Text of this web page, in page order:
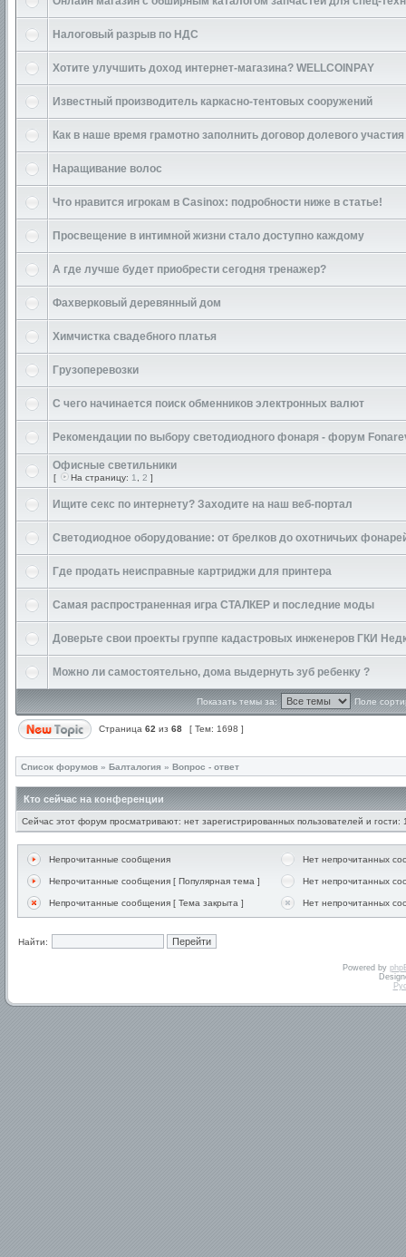
Налоговый разрыв по НДС
Хотите улучшить доход интернет-магазина? WELLCOINPAY
Известный производитель каркасно-тентовых сооружений
Как в наше время грамотно заполнить договор долевого участия
Наращивание волос
Что нравится игрокам в Casinox: подробности ниже в статье!
Просвещение в интимной жизни стало доступно каждому
А где лучше будет приобрести сегодня тренажер?
Фахверковый деревянный дом
Химчистка свадебного платья
Грузоперевозки
С чего начинается поиск обменников электронных валют
Рекомендации по выбору светодиодного фонаря - форум
Офисные светильники
[ На страницу: 1 2 ]
Ищите секс по интернету? Заходите на наш веб-портал
Светодиодное оборудование: от брелков до охотничьих
Где продать неисправные картриджи для принтера
Cамая распространенная игра СТАЛКЕР и последние моды
Доверьте свои проекты группе кадастровых инженеров ГКИ
Можно ли самостоятельно, дома выдернуть зуб ребенку ?
Показать темы за: Поле
Страница 62 из 68 [ Тем: 1698 ]
Список форумов » Балталогия » Вопрос - ответ
Кто сейчас на конференции
Сейчас этот форум просматривают: нет зарегистрированных пользователей и гости:
Непрочитанные сообщения Нет непрочитанных
Непрочитанные сообщения [ Популярная тема ] Нет непрочитанных
Непрочитанные сообщения [ Тема закрыта ] Нет непрочитанных
Найти:
Powered by